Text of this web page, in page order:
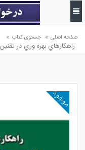
صفحه اصلی » جستوی کتاب »
راهكارهاي بهره وري در
موجود